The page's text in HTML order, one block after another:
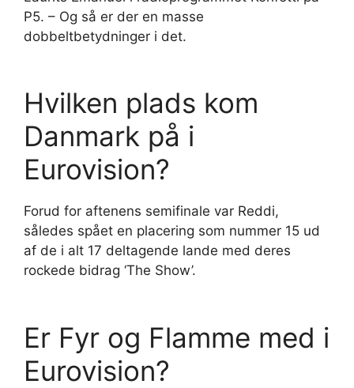
P5. – Og så er der en masse
dobbeltbetydninger i det.
Hvilken plads kom
Danmark på i
Eurovision?
Forud for aftenens semifinale var Reddi,
således spået en placering som nummer 15 ud
af de i alt 17 deltagende lande med deres
rockede bidrag ‘The Show’.
Er Fyr og Flamme med i
Eurovision?